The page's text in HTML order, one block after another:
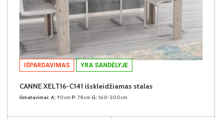
IŠPARDAVIMAS YRA SANDĖLYJE
CANNE XELT16-C141 išskleidžiamas stalas
Išmatavimai: A: 90cm P: 78cm G: 160-200cm